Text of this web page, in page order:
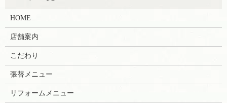
HOME
店舗案内
こだわり
張替メニュー
リフォームメニュー